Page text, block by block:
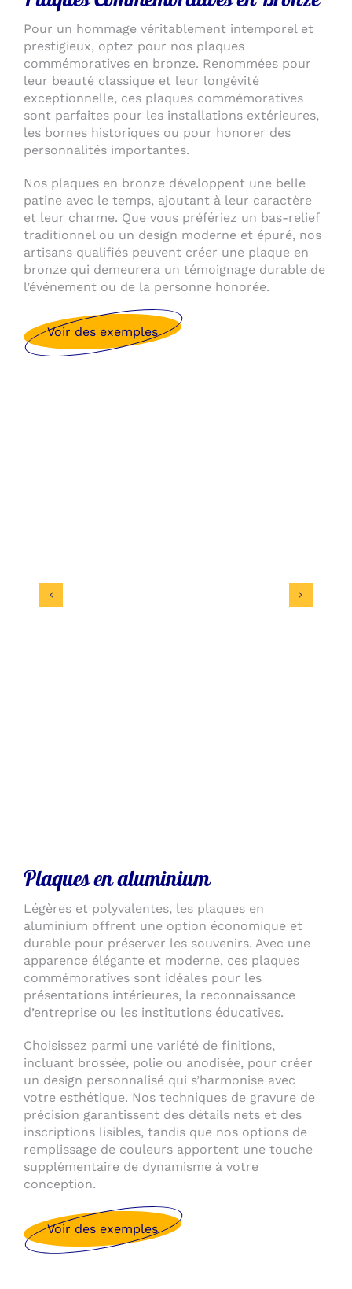
Pour un hommage véritablement intemporel et
prestigieux, optez pour nos plaques
commémoratives en bronze. Renommées pour
leur beauté classique et leur longévité
exceptionnelle, ces plaques commémoratives
sont parfaites pour les installations extérieures,
les bornes historiques ou pour honorer des
personnalités importantes.
Nos plaques en bronze développent une belle
patine avec le temps, ajoutant à leur caractère
et leur charme. Que vous préfériez un bas-relief
traditionnel ou un design moderne et épuré, nos
artisans qualifiés peuvent créer une plaque en
bronze qui demeurera un témoignage durable de
l’événement ou de la personne honorée.
Voir des exemples
Plaques en aluminium
Légères et polyvalentes, les plaques en
aluminium offrent une option économique et
durable pour préserver les souvenirs. Avec une
apparence élégante et moderne, ces plaques
commémoratives sont idéales pour les
présentations intérieures, la reconnaissance
d’entreprise ou les institutions éducatives.
Choisissez parmi une variété de finitions,
incluant brossée, polie ou anodisée, pour créer
un design personnalisé qui s’harmonise avec
votre esthétique. Nos techniques de gravure de
précision garantissent des détails nets et des
inscriptions lisibles, tandis que nos options de
remplissage de couleurs apportent une touche
supplémentaire de dynamisme à votre
conception.
Voir des exemples